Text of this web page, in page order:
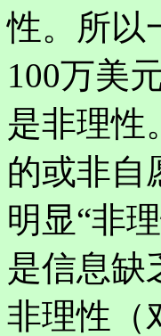
性。所以
100万美
是非理性
的或非自
明显“非
是信息缺
非理性（